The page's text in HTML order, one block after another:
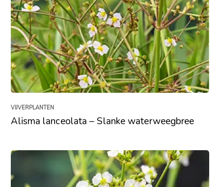
VIJVERPLANTEN
Alisma lanceolata – Slanke waterweegbree